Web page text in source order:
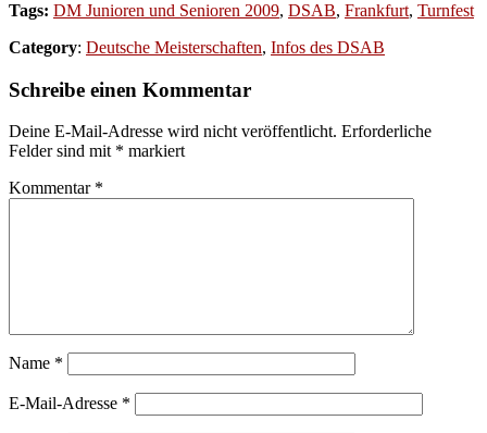
Tags: DM Junioren und Senioren 2009, DSAB, Frankfurt, Turnfest
Category: Deutsche Meisterschaften, Infos des DSAB
Schreibe einen Kommentar
Deine E-Mail-Adresse wird nicht veröffentlicht. Erforderliche
Felder sind mit * markiert
Kommentar *
Name *
E-Mail-Adresse *